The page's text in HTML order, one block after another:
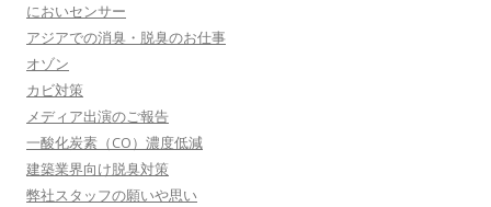
においセンサー
アジアでの消臭・脱臭のお仕事
オゾン
カビ対策
メディア出演のご報告
一酸化炭素（CO）濃度低減
建築業界向け脱臭対策
弊社スタッフの願いや思い